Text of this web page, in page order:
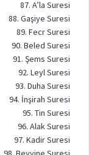
87. A’la Suresi
88. Gaşiye Suresi
89. Fecr Suresi
90. Beled Suresi
91. Şems Suresi
92. Leyl Suresi
93. Duha Suresi
94. İnşirah Suresi
95. Tin Suresi
96. Alak Suresi
97. Kadir Suresi